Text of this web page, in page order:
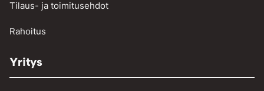
Vinssit ja taljat
Tilaus- ja toimitusehdot
Rahoitus
Yritys